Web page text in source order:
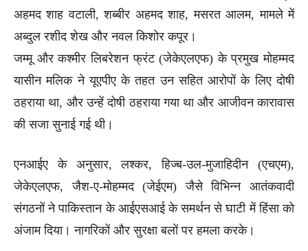
अहमद शाह वटाली, शब्बीर अहमद शाह, मसरत आलम, मामले में
अब्दुल रशीद शेख और नवल किशोर कपूर।
जम्मू और कश्मीर लिबरेशन फ्रंट (जेकेएलएफ) के प्रमुख मोहम्मद
यासीन मलिक ने यूएपीए के तहत उन सहित आरोपों के लिए दोषी
ठहराया था, और उन्हें दोषी ठहराया गया था और आजीवन कारावास
की सजा सुनाई गई थी।
एनआईए के अनुसार, लश्कर, हिज्ब-उल-मुजाहिदीन (एचएम),
जेकेएलएफ, जैश-ए-मोहम्मद (जेईएम) जैसे विभिन्न आतंकवादी
संगठनों ने पाकिस्तान के आईएसआई के समर्थन से घाटी में हिंसा को
अंजाम दिया। नागरिकों और सुरक्षा बलों पर हमला करके।